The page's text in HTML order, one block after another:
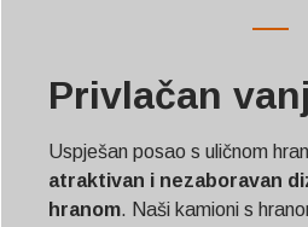
Privlačan
Uspješan posao s uličnom
atraktivan i nezaboravan
hranom. Naši kamioni s